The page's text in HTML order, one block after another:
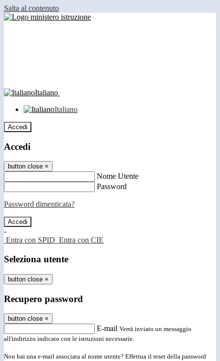
Salta al contenuto
Italiano
Italiano
Accedi
Accedi
button close ×
Nome Utente
Password
Password dimenticata?
-
Entra con SPID Entra con CIE
Seleziona utente
button close ×
Recupero password
button close ×
E-mail Verrà inviato un messaggio
all'indirizzo indicato con le istruzioni necessarie.
Non hai una e-mail associata al nome utente? Effettua il reset della password